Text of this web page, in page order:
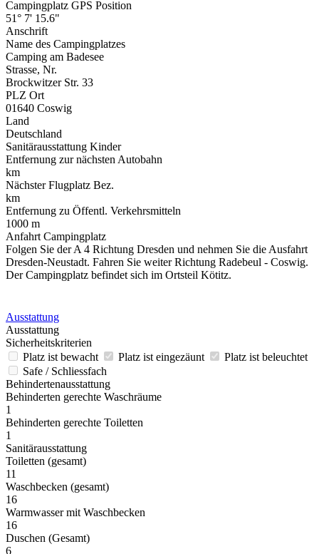
Campingplatz GPS Position
51° 7' 15.6"
Anschrift
Name des Campingplatzes
Camping am Badesee
Strasse, Nr.
Brockwitzer Str. 33
PLZ Ort
01640 Coswig
Land
Deutschland
Sanitärausstattung Kinder
Entfernung zur nächsten Autobahn
km
Nächster Flugplatz Bez.
km
Entfernung zu Öffentl. Verkehrsmitteln
1000 m
Anfahrt Campingplatz
Folgen Sie der A 4 Richtung Dresden und nehmen Sie die Ausfahrt
Dresden-Neustadt. Fahren Sie weiter Richtung Radebeul - Coswig.
Der Campingplatz befindet sich im Ortsteil Kötitz.
Ausstattung
Ausstattung
Sicherheitskriterien
Platz ist bewacht
Platz ist eingezäunt
Platz ist beleuchtet
Safe / Schliessfach
Behindertenausstattung
Behinderten gerechte Waschräume
1
Behinderten gerechte Toiletten
1
Sanitärausstattung
Toiletten (gesamt)
11
Waschbecken (gesamt)
16
Warmwasser mit Waschbecken
16
Duschen (Gesamt)
6